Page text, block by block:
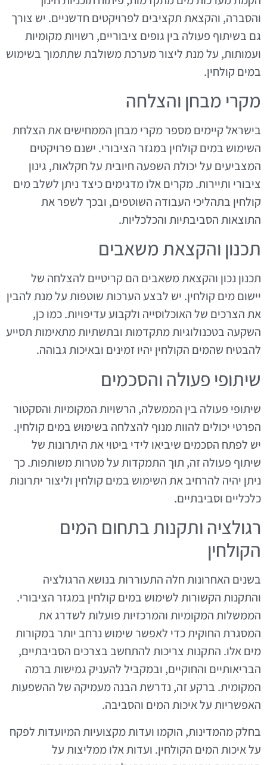
והסברה, והקצאת תקציבים לפרויקטים חדשניים. יש צורך
גם בשיתוף פעולה בין גופים ציבוריים, רשויות מקומיות
ועמותות, על מנת ליצור מערכת משולבת שתתמוך בשימוש
במים קולחין.
מקרי מבחן והצלחה
בישראל קיימים מספר מקרי מבחן הממחישים את הצלחת
השימוש במים קולחין במגזר הציבורי. ישנם פרויקטים
המצביעים על יכולת השפעה חיובית על חקלאות, גינון
ציבורי ותיירות. מקרים אלו מדגימים כיצד ניתן לשלב מים
קולחין בתהליכי העבודה השוטפים, ובכך לשפר את
התוצאות הסביבתיות והכלכליות.
תכנון והקצאת משאבים
תכנון נכון והקצאת משאבים הם קריטיים להצלחה של
יישום מים קולחין. יש לבצע הערכות שוטפות על מנת להבין
את הצרכים של האוכלוסייה ולקבוע עדיפויות. כמו כן,
השקעה בטכנולוגיות מתקדמות ובתשתיות מתאימות תסייע
להבטיח שהמים הקולחין יהיו זמינים ובאיכות גבוהה.
שיתופי פעולה והסכמים
שיתופי פעולה בין הממשלה, הרשויות המקומיות והסקטור
הפרטי יכולים להוות מנוף להצלחה בשימוש במים קולחין.
יש לפתח הסכמים שיביאו לידי ביטוי את היתרונות של
שיתוף פעולה זה, תוך התמקדות על מטרות משותפות. כך
ניתן יהיה להרחיב את השימוש במים קולחין וליצור יתרונות
כלכליים וסביבתיים.
רגולציה ותקנות בתחום המים
הקולחין
בשנים האחרונות חלה התעוררות בנושא הרגולציה
והתקנות הקשורות לשימוש במים קולחין במגזר הציבורי.
הממשלות המקומיות והמרכזיות פועלות לשדרג את
המסגרת החוקית כדי לאפשר שימוש נרחב יותר במקורות
מים אלו. התקנות צריכות להתחשב בצרכים הסביבתיים,
הבריאותיים והחוקיים, ובמקביל להעניק גמישות ברמה
המקומית. ברקע זה, נדרשת הבנה מעמיקה של ההשפעות
האפשריות על איכות המים והסביבה.
בחלק מהמדינות, הוקמו ועדות מקצועיות המיועדות לפקח
על איכות המים הקולחין. ועדות אלו ממליצות על